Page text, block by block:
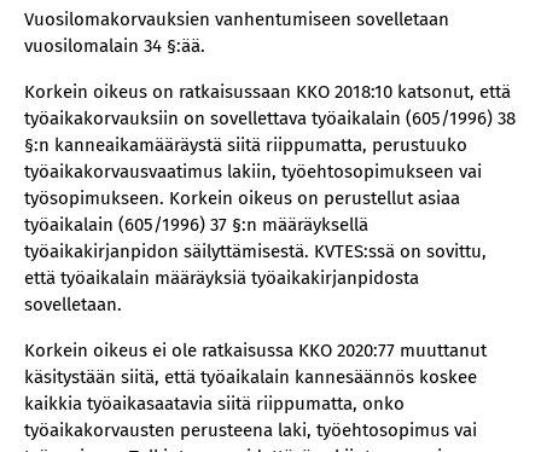
Vuosilomakorvauksien vanhentumiseen sovelletaan
vuosilomalain 34 §:ää.
Korkein oikeus on ratkaisussaan KKO 2018:10 katsonut, että
työaikakorvauksiin on sovellettava työaikalain (605/1996) 38
§:n kanneaikamääräystä siitä riippumatta, perustuuko
työaikakorvausvaatimus lakiin, työehtosopimukseen vai
työsopimukseen. Korkein oikeus on perustellut asiaa
työaikalain (605/1996) 37 §:n määräyksellä
työaikakirjanpidon säilyttämisestä. KVTES:ssä on sovittu,
että työaikalain määräyksiä työaikakirjanpidosta
sovelletaan.
Korkein oikeus ei ole ratkaisussa KKO 2020:77 muuttanut
käsitystään siitä, että työaikalain kannesäännös koskee
kaikkia työaikasaatavia siitä riippumatta, onko
työaikakorvausten perusteena laki, työehtosopimus vai